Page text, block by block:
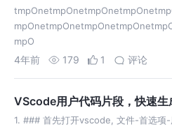
mpO
4年前 179 1 评论
VScode用户代码片段，快速
1. ### 首先打开vscode, 文件-首选项-